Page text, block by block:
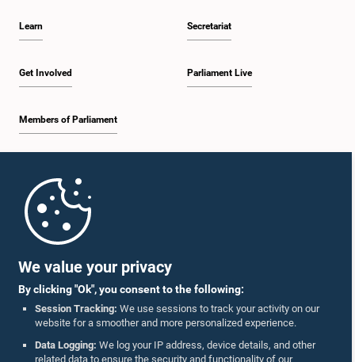
We value your privacy
By clicking "Ok", you consent to the following:
Session Tracking: We use sessions to track your activity on our
website for a smoother and more personalized experience.
Data Logging: We log your IP address, device details, and other
related data to ensure the security and functionality of our
Learn
Get Involved
Members of Parliament
Secretariat
Parliament Live
Parliament Mobile App
Follow Us On :